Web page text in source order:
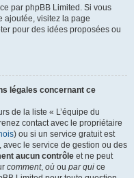
par phpBB Limited. Si vous
ajoutée, visitez la page
pour des idées proposées ou
légales concernant ce
de la liste « L’équipe du
contact avec le propriétaire
) ou si un service gratuit est
avec le service de gestion ou des
aucun contrôle et ne peut
comment, où ou par qui ce